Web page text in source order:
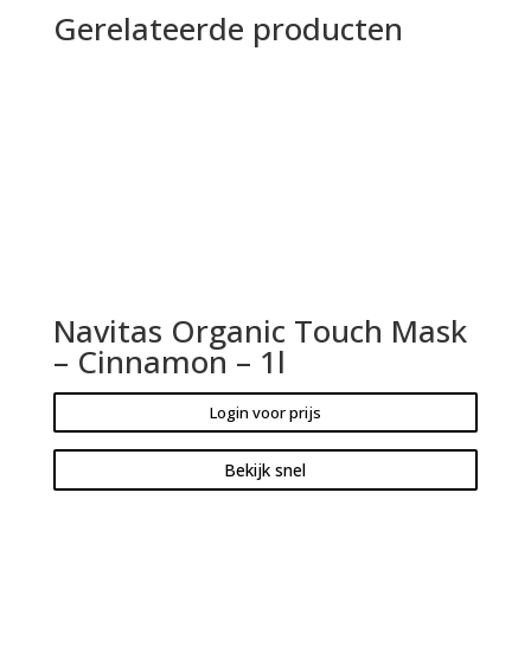
Gerelateerde producten
Navitas Organic Touch Mask
– Cinnamon – 1l
Login voor prijs
Bekijk snel